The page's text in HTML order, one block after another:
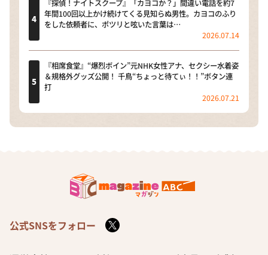
『探偵！ナイトスクープ』「カヨコか？」間違い電話を約7
年間100回以上かけ続けてくる見知らぬ男性。カヨコのふり
をした依頼者に、ポツリと呟いた言葉は…
2026.07.14
『相席食堂』“爆烈ボイン”元NHK女性アナ、セクシー水着姿
＆規格外グッズ公開！ 千鳥“ちょっと待てぃ！！”ボタン連
打
2026.07.21
公式SNSをフォロー